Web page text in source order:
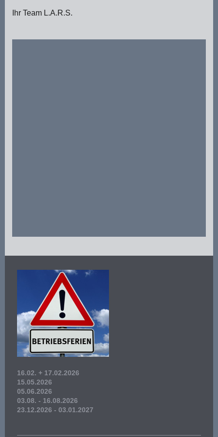
Ihr Team L.A.R.S.
16.02. + 17.02.2026
15.05.2026
05.06.2026
03.08. - 16.08.2026
23.12.2026 - 03.01.2027